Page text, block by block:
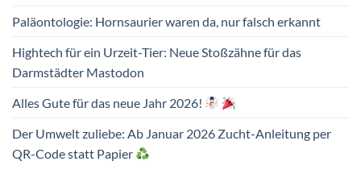
Paläontologie: Hornsaurier waren da, nur falsch erkannt
Hightech für ein Urzeit-Tier: Neue Stoßzähne für das
Darmstädter Mastodon
Alles Gute für das neue Jahr 2026!
Der Umwelt zuliebe: Ab Januar 2026 Zucht-Anleitung per
QR-Code statt Papier